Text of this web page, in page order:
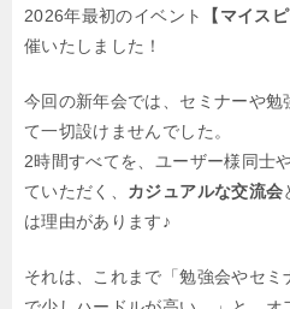
2026年最初のイベント 【マイス
催いたしました！
今回の新年会では、セミナーや勉
て一切設けませんでした。
2時間すべてを、ユーザー様同士
ていただく、 カジュアルな交流会
は理由があります♪
それは、これまで「勉強会やセ